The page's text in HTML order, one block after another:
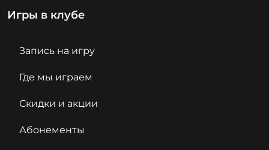
Игры в клубе
Запись на игру
Где мы играем
Скидки и акции
Абонементы